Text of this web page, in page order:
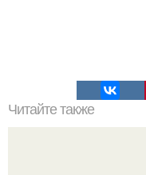
Читайте также